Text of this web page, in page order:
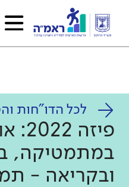
לכל הדו"חות
פיזה
במתמטיקה,
ובקריאה -